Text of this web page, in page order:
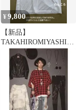
¥9,800
【新品】
TAKAHIROMIYASHITA
The soloist.サイズ50